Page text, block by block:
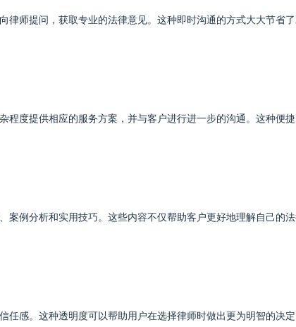
律师提问，获取专业的法律意见。这种即时沟通的方式大大节省
程度提供相应的服务方案，并与客户进行进一步的沟通。这种便
案例分析和实用技巧。这些内容不仅帮助客户更好地理解自己的
任感。这种透明度可以帮助用户在选择律师时做出更为明智的决